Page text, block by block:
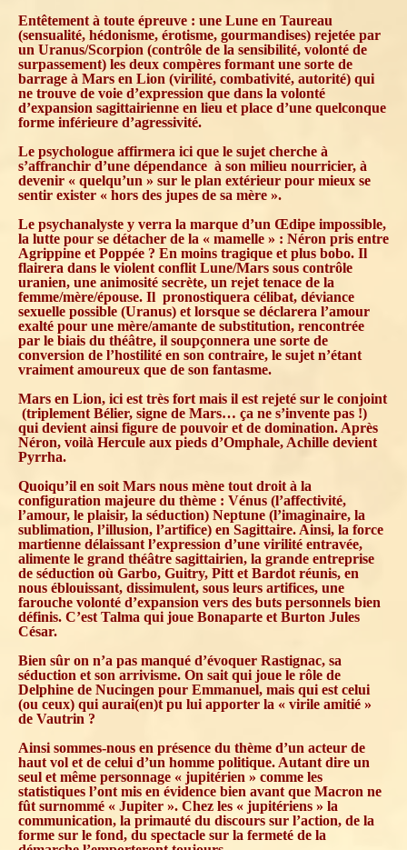
Entêtement à toute épreuve : une Lune en Taureau
(sensualité, hédonisme, érotisme, gourmandises) rejetée par
un Uranus/Scorpion (contrôle de la sensibilité, volonté de
surpassement) les deux compères formant une sorte de
barrage à Mars en Lion (virilité, combativité, autorité) qui
ne trouve de voie d’expression que dans la volonté
d’expansion sagittairienne en lieu et place d’une quelconque
forme inférieure d’agressivité.
Le psychologue affirmera ici que le sujet cherche à
s’affranchir d’une dépendance à son milieu nourricier, à
devenir « quelqu’un » sur le plan extérieur pour mieux se
sentir exister « hors des jupes de sa mère ».
Le psychanalyste y verra la marque d’un Œdipe impossible,
la lutte pour se détacher de la « mamelle » : Néron pris entre
Agrippine et Poppée ? En moins tragique et plus bobo. Il
flairera dans le violent conflit Lune/Mars sous contrôle
uranien, une animosité secrète, un rejet tenace de la
femme/mère/épouse. Il pronostiquera célibat, déviance
sexuelle possible (Uranus) et lorsque se déclarera l’amour
exalté pour une mère/amante de substitution, rencontrée
par le biais du théâtre, il soupçonnera une sorte de
conversion de l’hostilité en son contraire, le sujet n’étant
vraiment amoureux que de son fantasme.
Mars en Lion, ici est très fort mais il est rejeté sur le conjoint
(triplement Bélier, signe de Mars… ça ne s’invente pas !)
qui devient ainsi figure de pouvoir et de domination. Après
Néron, voilà Hercule aux pieds d’Omphale, Achille devient
Pyrrha.
Quoiqu’il en soit Mars nous mène tout droit à la
configuration majeure du thème : Vénus (l’affectivité,
l’amour, le plaisir, la séduction) Neptune (l’imaginaire, la
sublimation, l’illusion, l’artifice) en Sagittaire. Ainsi, la force
martienne délaissant l’expression d’une virilité entravée,
alimente le grand théâtre sagittairien, la grande entreprise
de séduction où Garbo, Guitry, Pitt et Bardot réunis, en
nous éblouissant, dissimulent, sous leurs artifices, une
farouche volonté d’expansion vers des buts personnels bien
définis. C’est Talma qui joue Bonaparte et Burton Jules
César.
Bien sûr on n’a pas manqué d’évoquer Rastignac, sa
séduction et son arrivisme. On sait qui joue le rôle de
Delphine de Nucingen pour Emmanuel, mais qui est celui
(ou ceux) qui aurai(en)t pu lui apporter la « virile amitié »
de Vautrin ?
Ainsi sommes-nous en présence du thème d’un acteur de
haut vol et de celui d’un homme politique. Autant dire un
seul et même personnage « jupitérien » comme les
statistiques l’ont mis en évidence bien avant que Macron ne
fût surnommé « Jupiter ». Chez les « jupitériens » la
communication, la primauté du discours sur l’action, de la
forme sur le fond, du spectacle sur la fermeté de la